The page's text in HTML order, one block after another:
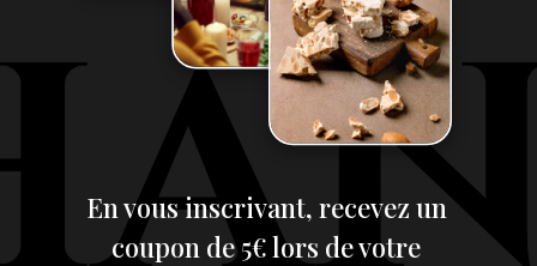
En vous inscrivant, recevez un
coupon de 5€ lors de votre